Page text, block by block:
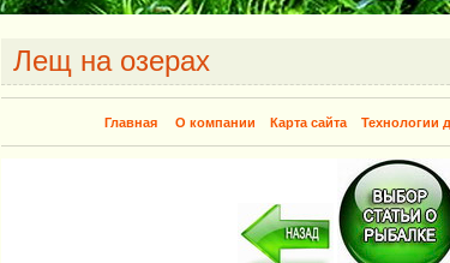
Лещ на озерах
Главная О компании Карта сайта Технологии